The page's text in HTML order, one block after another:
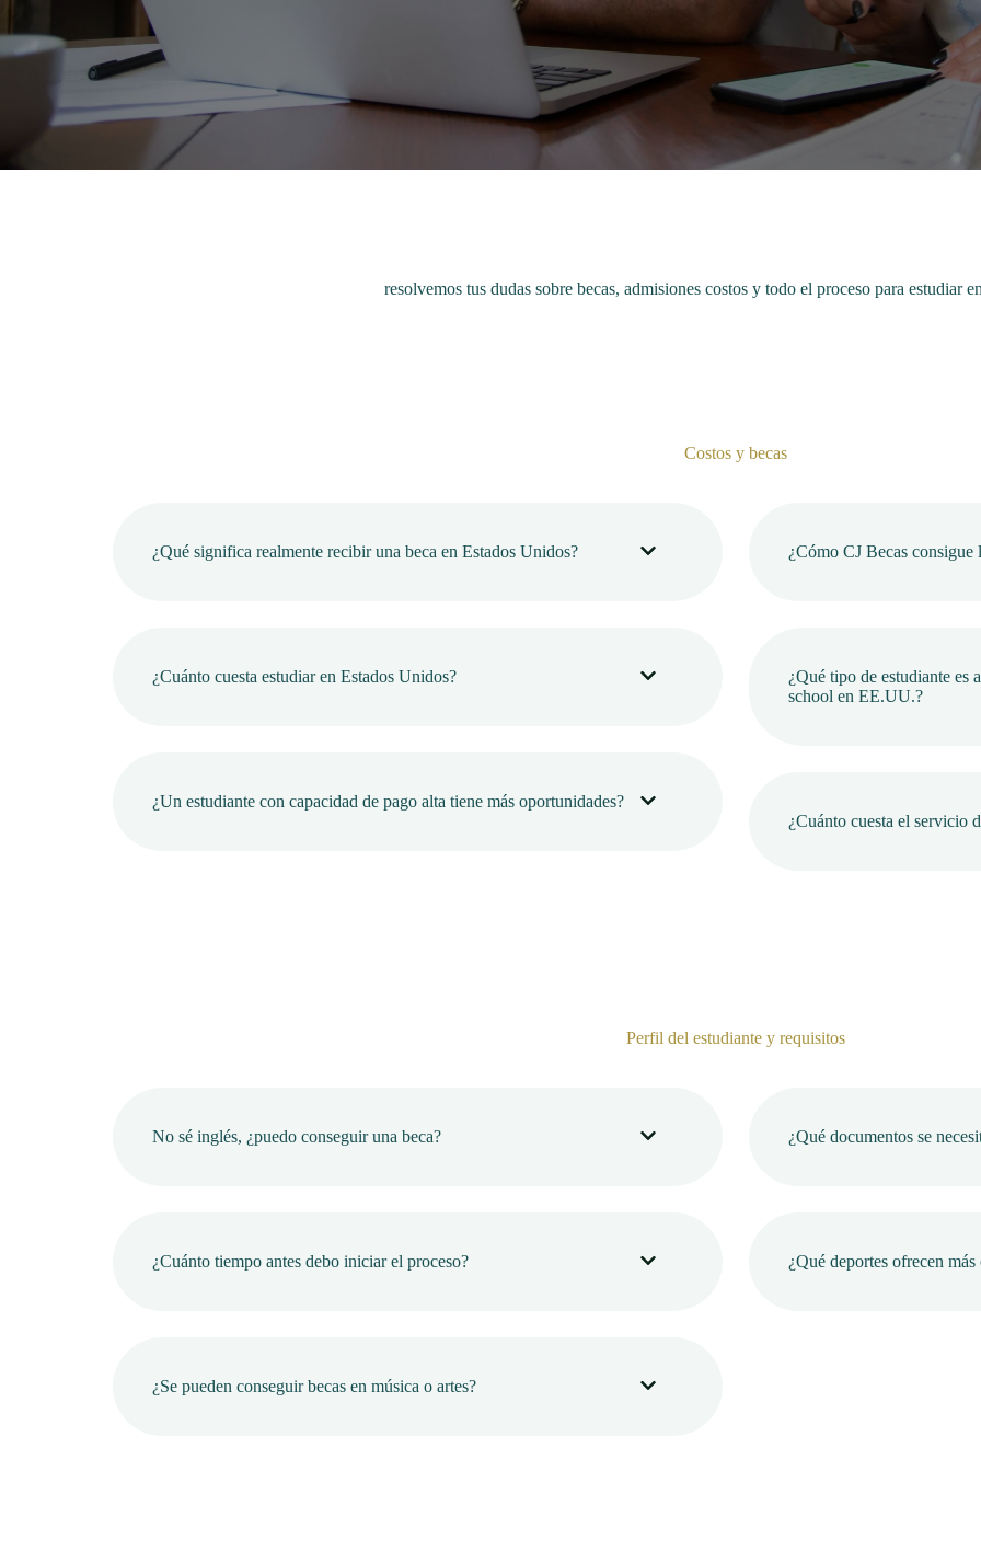
resolvemos tus dudas sobre becas, admisiones costos y todo el proceso para estudiar
Costos y becas
¿Qué significa realmente recibir una beca en Estados Unidos?
¿Cuánto cuesta estudiar en Estados Unidos?
¿Un estudiante con capacidad de pago alta tiene más oportunidades?
¿Cómo CJ Becas consigue
¿Qué tipo de estudiante es
school en EE.UU.?
¿Cuánto cuesta el servicio
Perfil del estudiante y requisitos
No sé inglés, ¿puedo conseguir una beca?
¿Cuánto tiempo antes debo iniciar el proceso?
¿Se pueden conseguir becas en música o artes?
¿Qué documentos se
¿Qué deportes ofrecen